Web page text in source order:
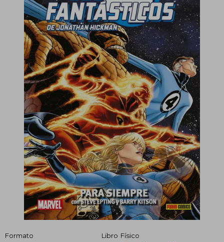
Formato
Libro Físico